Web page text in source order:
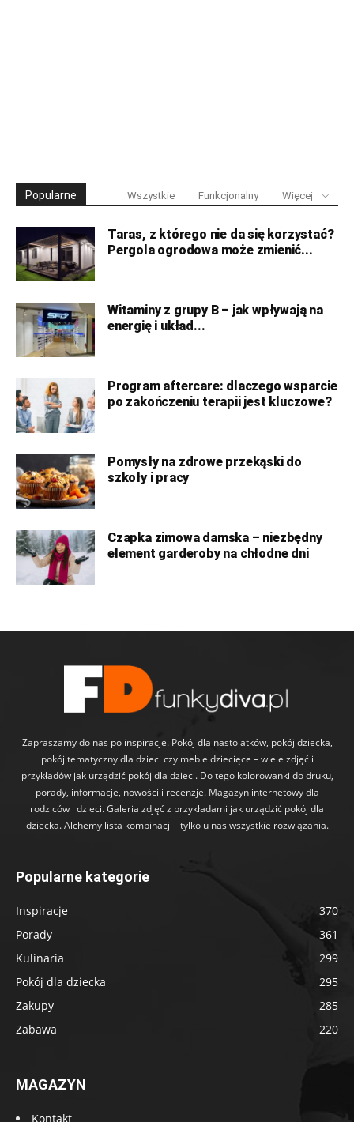
Popularne Wszystkie Funkcjonalny Więcej
Taras, z którego nie da się korzystać?
Pergola ogrodowa może zmienić...
Witaminy z grupy B – jak wpływają na
energię i układ...
Program aftercare: dlaczego wsparcie
po zakończeniu terapii jest kluczowe?
Pomysły na zdrowe przekąski do
szkoły i pracy
Czapka zimowa damska – niezbędny
element garderoby na chłodne dni
Zapraszamy do nas po inspiracje. Pokój dla nastolatków, pokój dziecka,
pokój tematyczny dla dzieci czy meble dziecięce – wiele zdjęć i
przykładów jak urządzić pokój dla dzieci. Do tego kolorowanki do druku,
porady, informacje, nowości i recenzje. Magazyn internetowy dla
rodziców i dzieci. Galeria zdjęć z przykładami jak urządzić pokój dla
dziecka. Alchemy lista kombinacji - tylko u nas wszystkie rozwiązania.
Popularne kategorie
Inspiracje
370
Porady
361
Kulinaria
299
Pokój dla dziecka
295
Zakupy
285
Zabawa
220
MAGAZYN
Kontakt